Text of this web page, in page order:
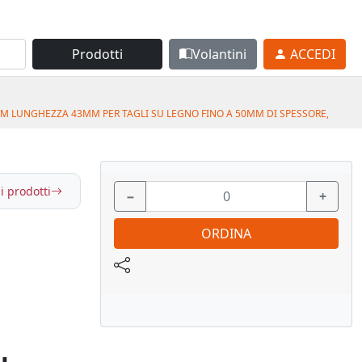
Prodotti Volantini ACCEDI
LUNGHEZZA 43MM PER TAGLI SU LEGNO FINO A 50MM DI SPESSORE,
prodotti − +
ORDINA